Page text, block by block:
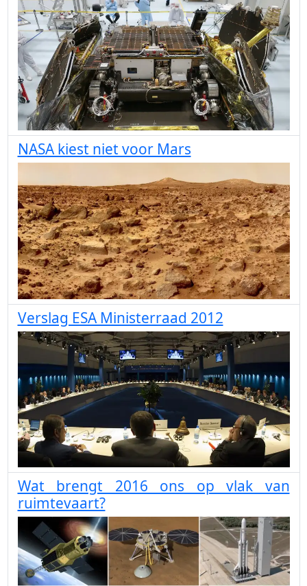
NASA kiest niet voor Mars
Verslag ESA Ministerraad 2012
Wat brengt 2016 ons op vlak van
ruimtevaart?